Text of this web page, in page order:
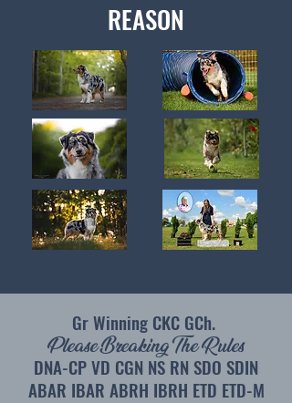
REASON
Gr Winning CKC GCh.
Please Breaking The Rules
DNA-CP VD CGN NS RN SDO SDIN
ABAR IBAR ABRH IBRH ETD ETD-M